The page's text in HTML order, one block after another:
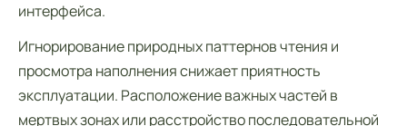
интерфейса.
Игнорирование природных паттернов чтения и
просмотра наполнения снижает приятность
эксплуатации. Расположение важных частей в
мертвых зонах или расстройство последовательной